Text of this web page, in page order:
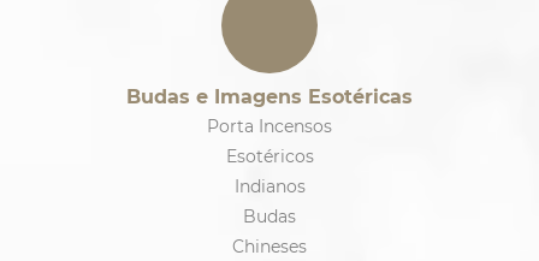
Budas e Imagens Esotéricas
Porta Incensos
Esotéricos
Indianos
Budas
Chineses